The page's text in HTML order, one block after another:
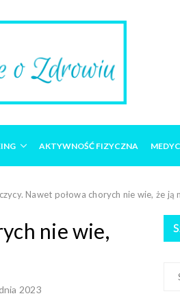
AKTYWNOŚĆ FIZYCZNA
Nawet połowa chorych nie wie, że ją
nie wie,
2023